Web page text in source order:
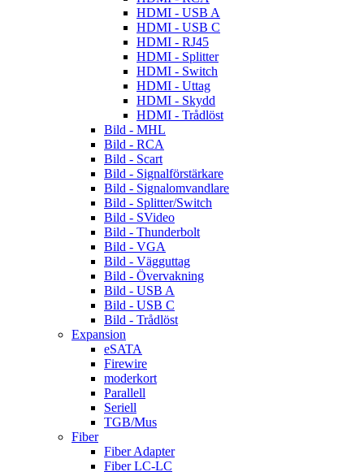
HDMI - USB A
HDMI - USB C
HDMI - RJ45
HDMI - Splitter
HDMI - Switch
HDMI - Uttag
HDMI - Skydd
HDMI - Trådlöst
Bild - MHL
Bild - RCA
Bild - Scart
Bild - Signalförstärkare
Bild - Signalomvandlare
Bild - Splitter/Switch
Bild - SVideo
Bild - Thunderbolt
Bild - VGA
Bild - Vägguttag
Bild - Övervakning
Bild - USB A
Bild - USB C
Bild - Trådlöst
Expansion
eSATA
Firewire
moderkort
Parallell
Seriell
TGB/Mus
Fiber
Fiber Adapter
Fiber LC-LC